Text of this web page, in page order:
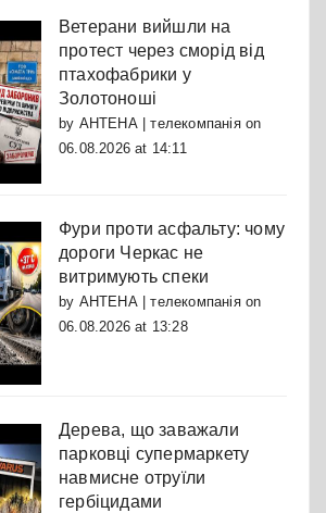
Ветерани вийшли на
протест через сморід від
птахофабрики у
Золотоноші
by АНТЕНА | телекомпаніяon
06.08.2026 at 14:11
Фури проти асфальту: чому
дороги Черкас не
витримують спеки
by АНТЕНА | телекомпаніяon
06.08.2026 at 13:28
Дерева, що заважали
парковці супермаркету
навмисне отруїли
гербіцидами